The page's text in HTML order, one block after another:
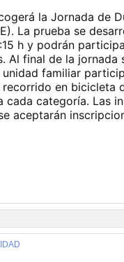
la Jornada de
La prueba se
h y podrán
Al final de la
familiar
en bicicleta
categoría. Las
aceptarán